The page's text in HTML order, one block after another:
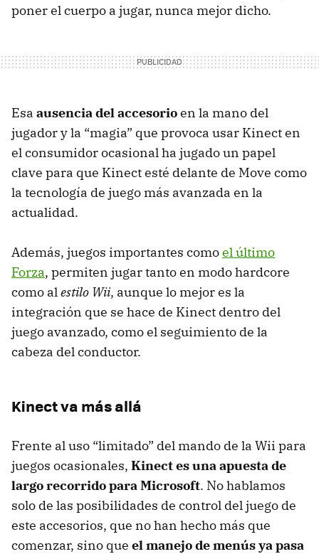
poner el cuerpo a jugar, nunca mejor dicho.
Esa ausencia del accesorioen la mano del
jugador y la “magia” que provoca usar Kinect en
el consumidor ocasional ha jugado un papel
clave para que Kinect esté delante de Move como
la tecnología de juego más avanzada en la
actualidad.
Además, juegos importantes comoel último
Forza, permiten jugar tanto en modo hardcore
como alestilo Wii, aunque lo mejor es la
integración que se hace de Kinect dentro del
juego avanzado, como el seguimiento de la
cabeza del conductor.
Kinect va más allá
Frente al uso “limitado” del mando de la Wii para
juegos ocasionales, Kinect es una apuesta de
largo recorrido para Microsoft. No hablamos
solo de las posibilidades de control del juego de
este accesorios, que no han hecho más que
comenzar, sino que el manejo de menús ya pasa